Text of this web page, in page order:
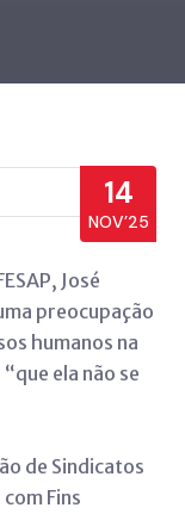
14
NOV’25
José
preocupação
humanos na
ela não se
de Sindicatos
Fins